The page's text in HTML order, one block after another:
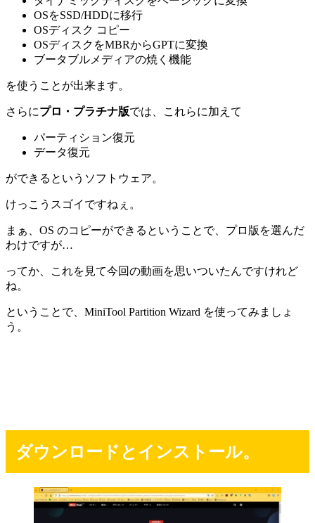
OSをSSD/HDDに移行
OSディスク コピー
OSディスクをMBRからGPTに変換
ブータブルメディアの焼く機能
を使うことが出来ます。
さらにプロ・プラチナ版では、これらに加えて
パーティション復元
データ復元
ができるというソフトウェア。
けっこうスゴイですねぇ。
まぁ、OS のコピーができるということで、プロ版を選んだ
わけですが…
ってか、これを見て今回の動画を思いついたんですけれど
ね。
ということで、MiniTool Partition Wizard を使ってみましょ
う。
ダウンロードとインストール。